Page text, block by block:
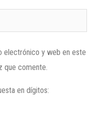
electrónico y web en este
que comente.
en dígitos: